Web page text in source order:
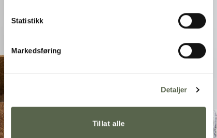
Statistikk
Markedsføring
Detaljer
Tillat alle